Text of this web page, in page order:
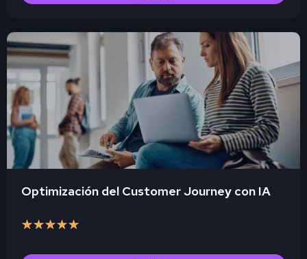
Optimización del Customer Journey con IA
★★★★★